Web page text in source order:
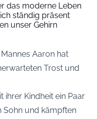
das moderne Leben
ständig präsent
unser Gehirn
Aaron hat
Trost und
ihrer Kindheit ein Paar
Sohn und kämpften